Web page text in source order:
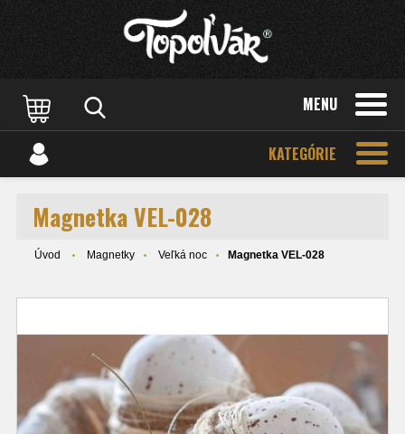
MENU
KATEGÓRIE
Magnetka VEL-028
Úvod Magnetky Veľká noc Magnetka VEL-028